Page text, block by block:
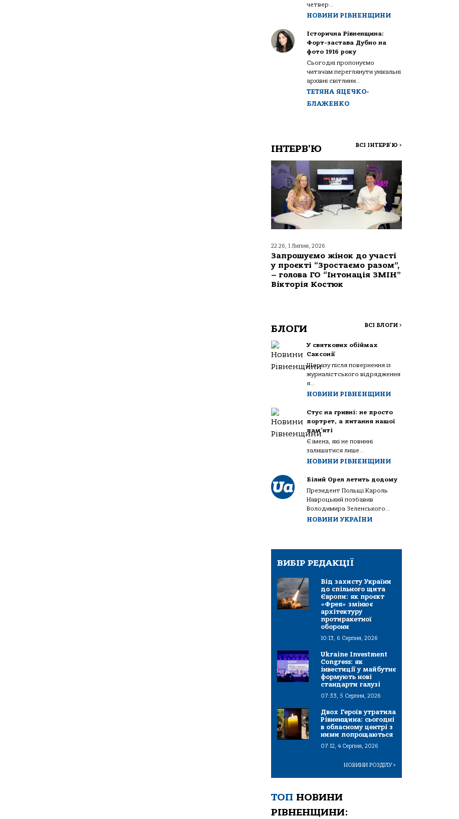
четвер...
НОВИНИ РІВНЕНЩИНИ
Історична Рівненщина:
Форт-застава Дубно на
фото 1916 року
Сьогодні пропонуємо
читачам переглянути унікальні
архівні світлини...
ТЕТЯНА ЯЦЕЧКО-
БЛАЖЕНКО
ІНТЕРВ'Ю ВСІ ІНТЕРВ'Ю >
22:26, 1 Липня, 2026
Запрошуємо жінок до участі
у проєкті “Зростаємо разом”,
– голова ГО “Інтонація ЗМІН”
Вікторія Костюк
БЛОГИ ВСІ БЛОГИ >
У святкових обіймах
Саксонії
Щоразу після повернення із
журналістського відрядження
я...
НОВИНИ РІВНЕНЩИНИ
Стус на гривні: не просто
портрет, а питання нашої
пам’яті
Є імена, які не повинні
залишатися лише...
НОВИНИ РІВНЕНЩИНИ
Білий Орел летить додому
Президент Польщі Кароль
Навроцький позбавив
Володимира Зеленського...
НОВИНИ УКРАЇНИ
ВИБІР РЕДАКЦІЇ
Від захисту України
до спільного щита
Європи: як проєкт
«Фрея» змінює
архітектуру
протиракетної
оборони
10:13, 6 Серпня, 2026
Ukraine Investment
Congress: як
інвестиції у майбутнє
формують нові
стандарти галузі
07:33, 5 Серпня, 2026
Двох Героїв утратила
Рівненщина: сьогодні
в обласному центрі з
ними попрощаються
07:12, 4 Серпня, 2026
НОВИНИ РОЗДІЛУ>
ТОП НОВИНИ
РІВНЕНЩИНИ: